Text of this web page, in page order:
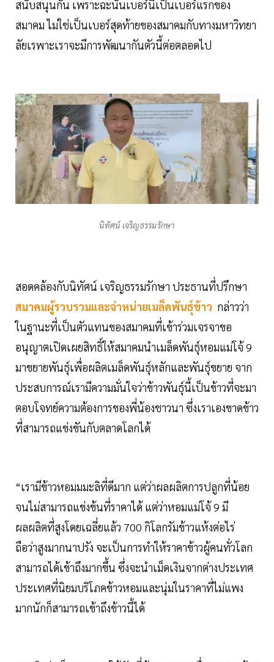
สนับสนุนกัน เพราะฉะนั้นเบอร์นี้เป็นเบอร์แรกของ
สมาคม ไม่ใช่เป็นเบอร์สุดท้ายของสมาคมกับทางมหาวิทยา
ลัยเรพาะเราจะมีการพัฒนากันตัวนี้ต่อตลอดไป
นิทัศน์ เจริญธรรมรักษา
สอดคล้องกับนิทัศน์ เจริญธรรมรักษา ประธานที่ปรึกษา
สมาคมผู้รวบรวมและจำหน่ายเมล็ดพันธุ์ข้าว กล่าวว่า
ในฐานะที่เป็นตัวแทนของสมาคมที่เข้าร่วมเจรจาขอ
อนุญาตเปิดเผยสิทธิ์ให้สมาคมนำเมล็ดพันธุ์หอมแม่โจ้ 9
มาขยายพันธุ์เพื่อผลิตเมล็ดพันธุ์หลักและพันธุ์ขยาย จาก
ประสบการณ์เรามีความมั่นใจว่าข้าวพันธุ์นี้เป็นข้าวที่จะมา
ตอบโจทย์ความต้องการของพี่น้องชาวนา ซึ่งเราเองขาดข้าว
ที่สามารถแข่งขันกับตลาดโลกได้
“เรามีข้าวหอมมมะลิที่ดีมาก แต่ว่าผลผลิตการปลูกที่น้อย
จนไม่สามารถแข่งข้นที่ราคาได้ แต่ว่าหอมแม่โจ้ 9 มี
ผลผลิตที่สูงโดยเฉลี่ยแล้ว 700 กิโลกรัมข้าวแห้งต่อไร่
ถือว่าสูงมากนาปรัง จะเป็นการทำให้ราคาข้าวผู้คนทั่วโลก
สามารถได้เข้าถึงมากขึ้น ซึ่งจะนำเม็ดเงินจากต่างประเทศ
ประเทศที่นิยมบริโภคข้าวหอมและนุ่มในราคาที่ไม่แพง
มากนักก็สามารถเข้าถึงข้าวนี้ได้